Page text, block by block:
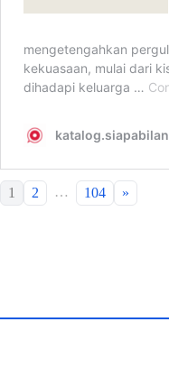
1 2 … 104 »